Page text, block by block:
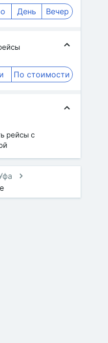
День Вечер
По стоимости
рейсы с